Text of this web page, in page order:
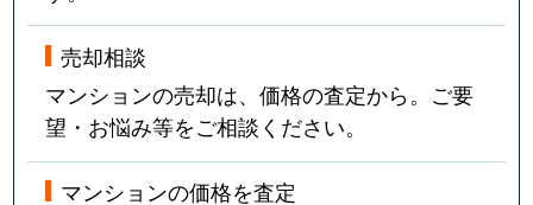
売却相談
マンションの売却は、価格の査定から。ご要
望・お悩み等をご相談ください。
マンションの価格を査定